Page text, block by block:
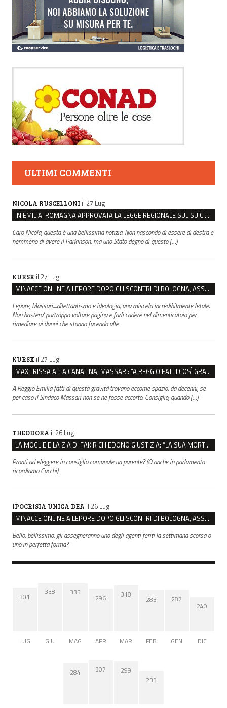
ULTIMI COMMENTI
NICOLA RUSCELLONI il 27 Lug
IN EMILIA-ROMAGNA APPROVATA LA LEGGE REGIONALE SUL SUICIDIO MEDICALMENTE ASSISTITO
Caro Nicola, questa è una bellissima notizia. Non nascondo di essere di destra e
nemmeno di avere il Parkinson, ma uno Stato degno di questo […]
KURSK il 27 Lug
MINACCE ONLINE A LEPORE DOPO GLI SCONTRI DI BOLOGNA, ASSEGNATA LA SCORTA AL SINDACO
Lepore, Massari....dilettantismo e ideologia, una miscela incredibilmente letale.
Non bastera' purtroppo voltare pagina e farli cadere nel dimenticatoio per
rimediare ai danni che stanno facendo alle
KURSK il 27 Lug
MAXI-RISSA ALLA CANALINA, MASSARI: “A REGGIO FATTI COSÌ GRAVI NON DEVONO TROVARE SPAZIO”
A Reggio Emilia fatti di questa gravità trovano eccome spazio, da decenni, se
per caso il Sindaco Massari non se ne fosse accorto. Consiglio, quando […]
THEODORA il 26 Lug
LA MOGLIE E LA ZIA DI FAKIR CHIEDONO GIUSTIZIA: “LA SUA MORTE CRIMINE CONTRO L’UMANITÀ”
Pronti ad eleggere in consiglio comunale un parente? (O anche in parlamento
ricordiamo Cucchi)
IPOCRISIA UNICA DEA il 26 Lug
MINACCE ONLINE A LEPORE DOPO GLI SCONTRI DI BOLOGNA, ASSEGNATA LA SCORTA AL SINDACO
Bello, bellissimo, gli assegneranno uno degli agenti feriti la settimana scorsa o
uno in perfetta forma?
301
LUG
338
GIU
335
MAG
296
APR
318
MAR
283
FEB
287
GEN
240
DIC
284 307 299
233